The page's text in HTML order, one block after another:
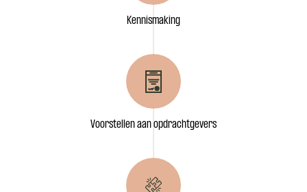
Kennismaking
Voorstellen aan opdrachtgevers